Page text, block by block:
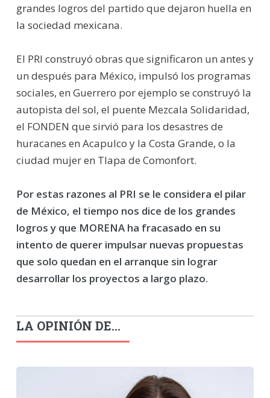
grandes logros del partido que dejaron huella en
la sociedad mexicana.
El PRI construyó obras que significaron un antes y
un después para México, impulsó los programas
sociales, en Guerrero por ejemplo se construyó la
autopista del sol, el puente Mezcala Solidaridad,
el FONDEN que sirvió para los desastres de
huracanes en Acapulco y la Costa Grande, o la
ciudad mujer en Tlapa de Comonfort.
Por estas razones al PRI se le considera el pilar
de México, el tiempo nos dice de los grandes
logros y que MORENA ha fracasado en su
intento de querer impulsar nuevas propuestas
que solo quedan en el arranque sin lograr
desarrollar los proyectos a largo plazo.
LA OPINIÓN DE...